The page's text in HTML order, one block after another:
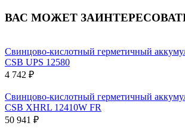
ВАС МОЖЕТ
Свинцово-кислотный герметичный
CSB UPS 12580
4 742 ₽
Свинцово-кислотный герметичный
CSB XHRL 12410W FR
50 941 ₽